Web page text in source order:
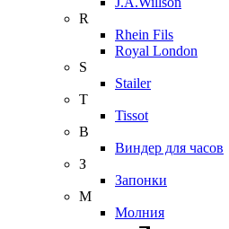
R
Rhein Fils
Royal London
S
Stailer
T
Tissot
В
Виндер для часов
З
Запонки
М
Молния